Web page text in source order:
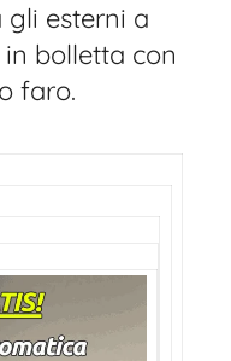
gli esterni a
bolletta con
faro.